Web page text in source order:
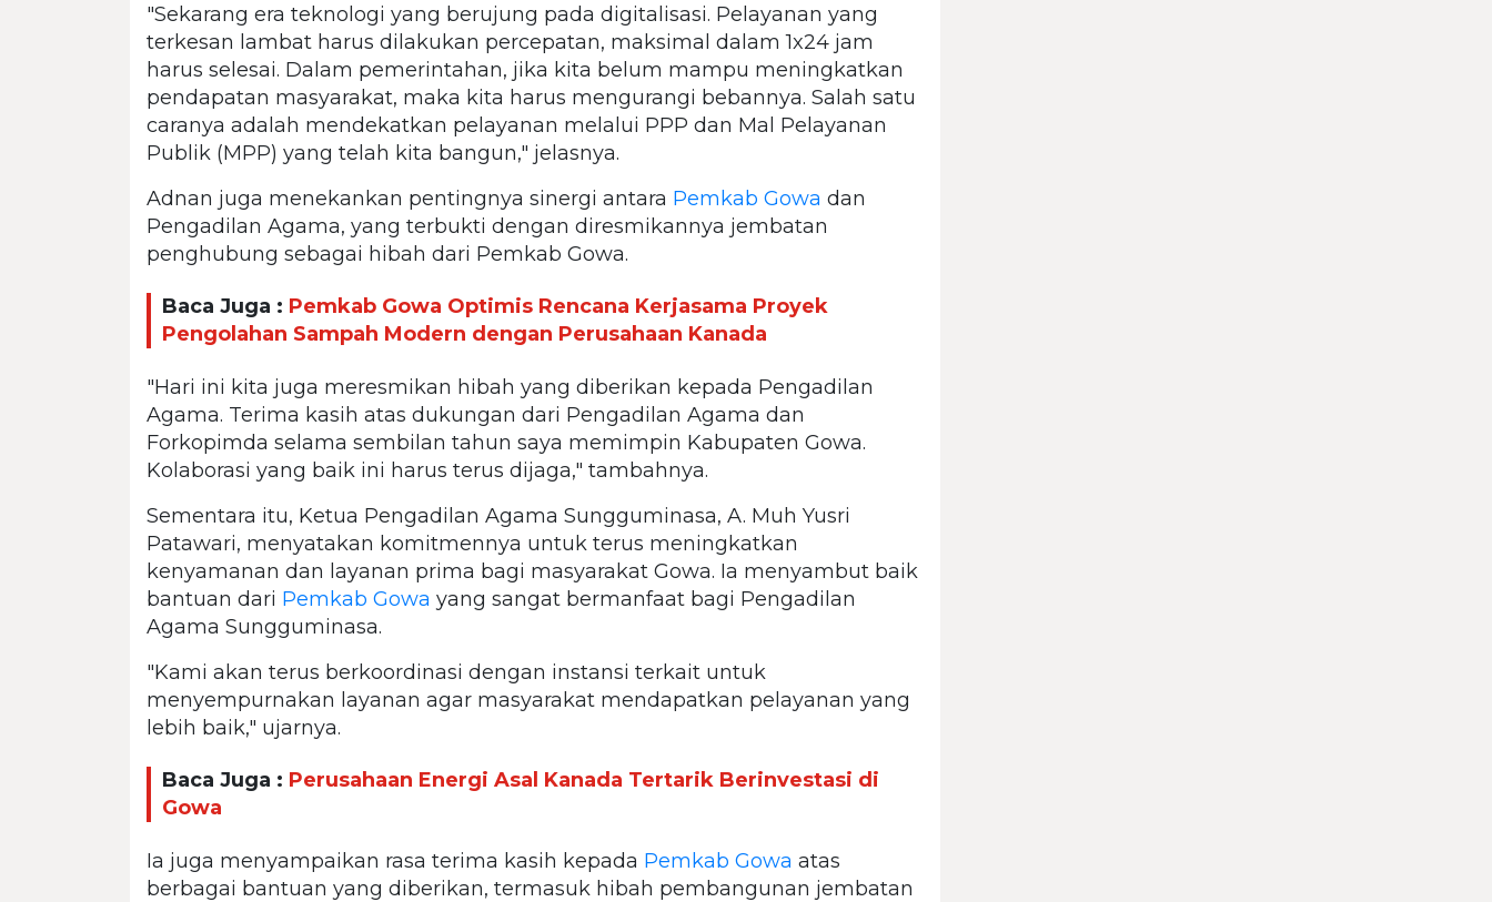
"Sekarang era teknologi yang berujung pada digitalisasi. Pelayanan yang
terkesan lambat harus dilakukan percepatan, maksimal dalam 1x24 jam
harus selesai. Dalam pemerintahan, jika kita belum mampu meningkatkan
pendapatan masyarakat, maka kita harus mengurangi bebannya. Salah satu
caranya adalah mendekatkan pelayanan melalui PPP dan Mal Pelayanan
Publik (MPP) yang telah kita bangun," jelasnya.
Adnan juga menekankan pentingnya sinergi antara Pemkab Gowa dan
Pengadilan Agama, yang terbukti dengan diresmikannya jembatan
penghubung sebagai hibah dari Pemkab Gowa.
Baca Juga : Pemkab Gowa Optimis Rencana Kerjasama Proyek
Pengolahan Sampah Modern dengan Perusahaan Kanada
"Hari ini kita juga meresmikan hibah yang diberikan kepada Pengadilan
Agama. Terima kasih atas dukungan dari Pengadilan Agama dan
Forkopimda selama sembilan tahun saya memimpin Kabupaten Gowa.
Kolaborasi yang baik ini harus terus dijaga," tambahnya.
Sementara itu, Ketua Pengadilan Agama Sungguminasa, A. Muh Yusri
Patawari, menyatakan komitmennya untuk terus meningkatkan
kenyamanan dan layanan prima bagi masyarakat Gowa. Ia menyambut baik
bantuan dari Pemkab Gowa yang sangat bermanfaat bagi Pengadilan
Agama Sungguminasa.
"Kami akan terus berkoordinasi dengan instansi terkait untuk
menyempurnakan layanan agar masyarakat mendapatkan pelayanan yang
lebih baik," ujarnya.
Baca Juga : Perusahaan Energi Asal Kanada Tertarik Berinvestasi di
Gowa
Ia juga menyampaikan rasa terima kasih kepada Pemkab Gowa atas
berbagai bantuan yang diberikan, termasuk hibah pembangunan jembatan